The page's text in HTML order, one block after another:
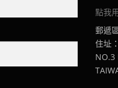
點我
郵遞
住址
NO.3